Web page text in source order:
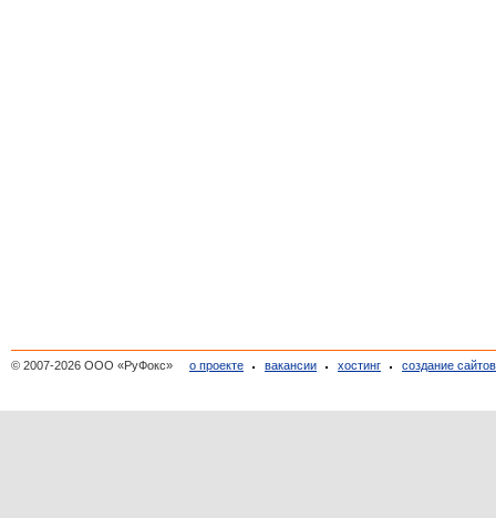
© 2007-2026 ООО «РуФокс» о проекте вакансии хостинг создание сайтов